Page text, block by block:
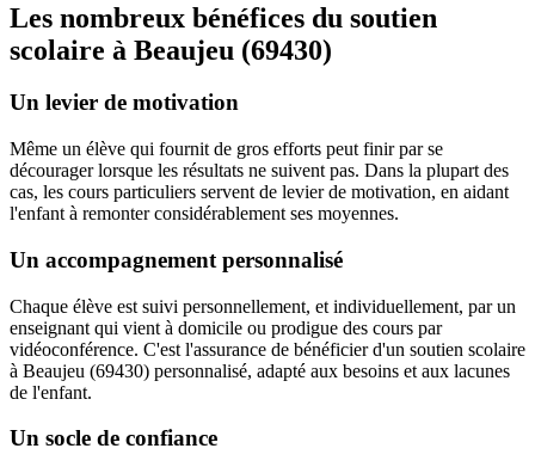
Les nombreux bénéfices du soutien
scolaire à Beaujeu (69430)
Un levier de motivation
Même un élève qui fournit de gros efforts peut finir par se
décourager lorsque les résultats ne suivent pas. Dans la plupart des
cas, les cours particuliers servent de levier de motivation, en aidant
l'enfant à remonter considérablement ses moyennes.
Un accompagnement personnalisé
Chaque élève est suivi personnellement, et individuellement, par un
enseignant qui vient à domicile ou prodigue des cours par
vidéoconférence. C'est l'assurance de bénéficier d'un soutien scolaire
à Beaujeu (69430) personnalisé, adapté aux besoins et aux lacunes
de l'enfant.
Un socle de confiance